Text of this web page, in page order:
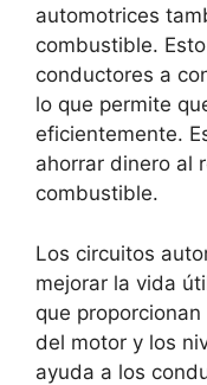
automotrices
combustible.
conductores a
lo que permite
eficientemente.
ahorrar dinero al
combustible.
Los circuitos
mejorar la vida
que
del motor y los
ayuda a los